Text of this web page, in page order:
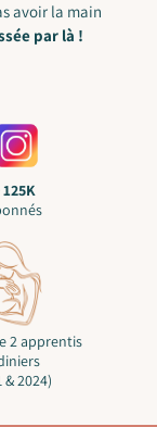
avoir la main
par là !
125K
2 apprentis
& 2024)